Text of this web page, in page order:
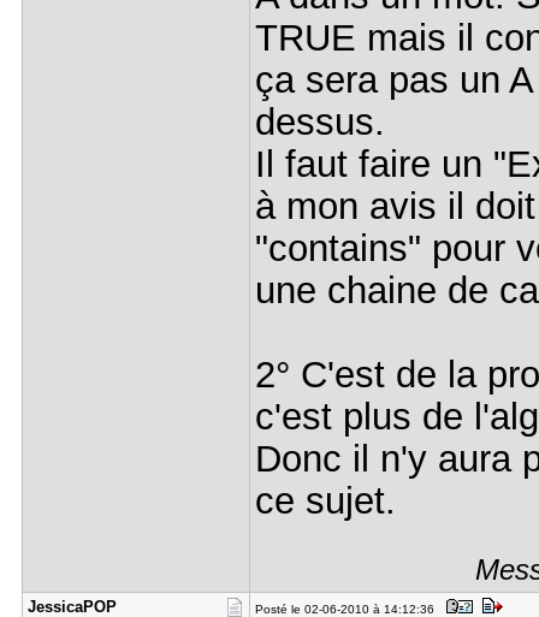
TRUE mais il
ça sera pas un
dessus.
Il faut faire un
à mon avis il
"contains" pour
une chaine de
2° C'est de la
c'est plus de
Donc il n'y aura
ce sujet.
JessicaPOP Posté le 02-06-2010 à 14:12:36